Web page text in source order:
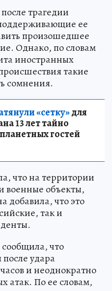
трагедии
ее
произошедшее
Однако, по словам
иностранных
такие
сомнения.
«сетку»для
13 лет тайно
гостей
что на территории
военные объекты,
добавила, что это
так и
что
удара
и неоднократно
атак. По ее словам,